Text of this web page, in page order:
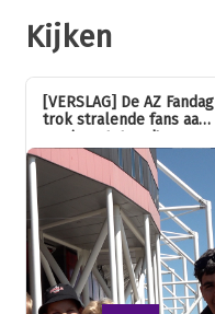
Kijken
[VERSLAG] De AZ Fandag
trok stralende fans aan,
van jong tot oud!